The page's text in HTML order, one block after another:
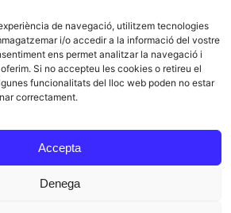
de navegació, utilitzem tecnologies
i/o accedir a la informació del vostre
ens permet analitzar la navegació i
Si no accepteu les cookies o retireu el
funcionalitats del lloc web poden no estar
correctament.
Accepta
Denega